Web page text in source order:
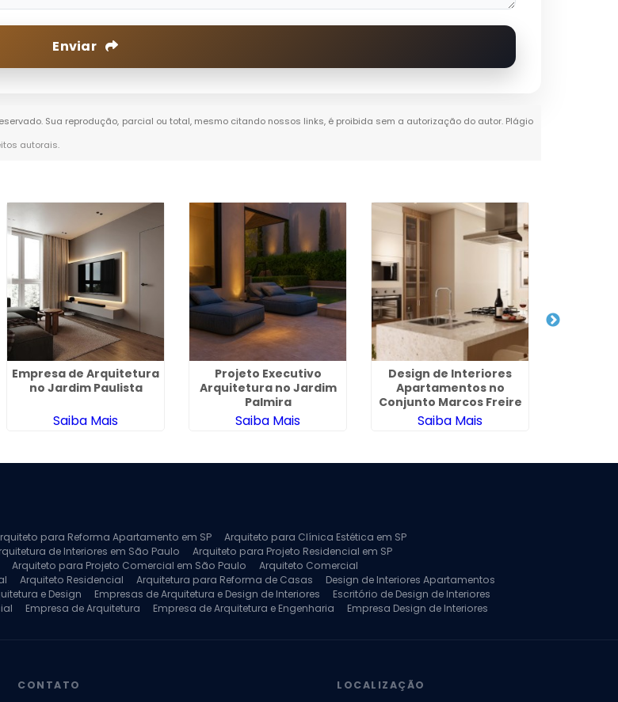
Enviar
Sua reprodução, parcial ou total, mesmo citando nossos links, é proibida sem a autorização do autor. Plágio
autorais.
Empresa de Arquitetura
no Jardim Paulista
Saiba Mais
Projeto Executivo
Arquitetura no Jardim
Palmira
Saiba Mais
Design de Interiores
Apartamentos no
Conjunto Marcos Freire
Saiba Mais
para Reforma Apartamento em SP
Arquiteto para Clínica Estética em SP
de Interiores em São Paulo
Arquiteto para Projeto Residencial em SP
Arquiteto para Projeto Comercial em São Paulo
Arquiteto Comercial
Arquiteto Residencial Arquitetura para Reforma de Casas
Design de Interiores Apartamentos
e Design Empresas de Arquitetura e Design de Interiores
Escritório de Design de Interiores
Empresa de Arquitetura Empresa de Arquitetura e Engenharia
Empresa Design de Interiores
CONTATO LOCALIZAÇÃO